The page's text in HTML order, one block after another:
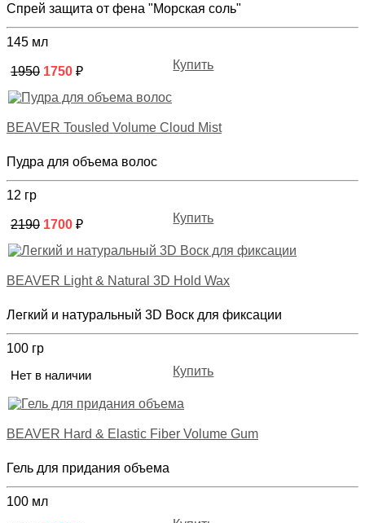
Спрей защита от фена "Морская соль"
145 мл
1950 1750 ₽ Купить
BEAVER Tousled Volume Cloud Mist
Пудра для объема волос
12 гр
2190 1700 ₽ Купить
BEAVER Light & Natural 3D Hold Wax
Легкий и натуральный 3D Воск для фиксации
100 гр
Нет в наличии
Купить
BEAVER Hard & Elastic Fiber Volume Gum
Гель для придания объема
100 мл